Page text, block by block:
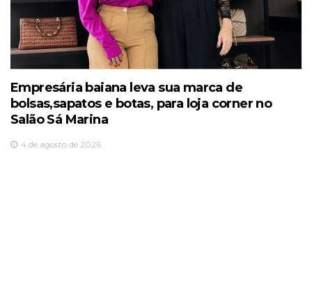
Empresária baiana leva sua marca de
bolsas,sapatos e botas, para loja corner no
Salão Sá Marina
4 de agosto de 2026